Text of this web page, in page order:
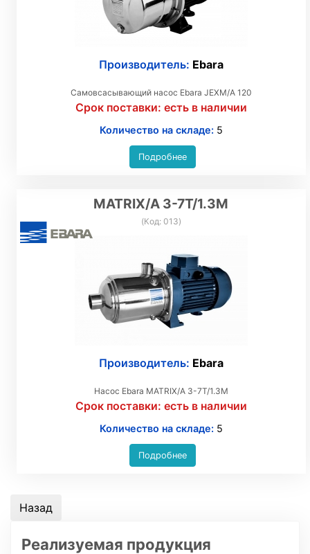
Производитель: Ebara
Самовсасывающий насос Ebara JEXM/A 120
Срок поставки: есть в наличии
Количество на складе: 5
Подробнее
MATRIX/A 3-7T/1.3M
(Код: 013)
Производитель: Ebara
Насос Ebara MATRIX/A 3-7T/1.3M
Срок поставки: есть в наличии
Количество на складе: 5
Подробнее
Реализуемая продукция